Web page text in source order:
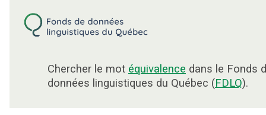
Chercher le mot équivalence dans le Fonds
données linguistiques du Québec (FDLQ).